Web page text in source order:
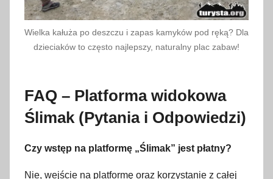
Wielka kałuża po deszczu i zapas kamyków pod ręką? Dla
dzieciaków to często najlepszy, naturalny plac zabaw!
FAQ – Platforma widokowa
Ślimak (Pytania i Odpowiedzi)
Czy wstęp na platformę „Ślimak” jest płatny?
Nie, wejście na platformę oraz korzystanie z całej